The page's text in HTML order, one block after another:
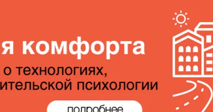
Реклама в «Ъ» www.kommersant.ru/ad